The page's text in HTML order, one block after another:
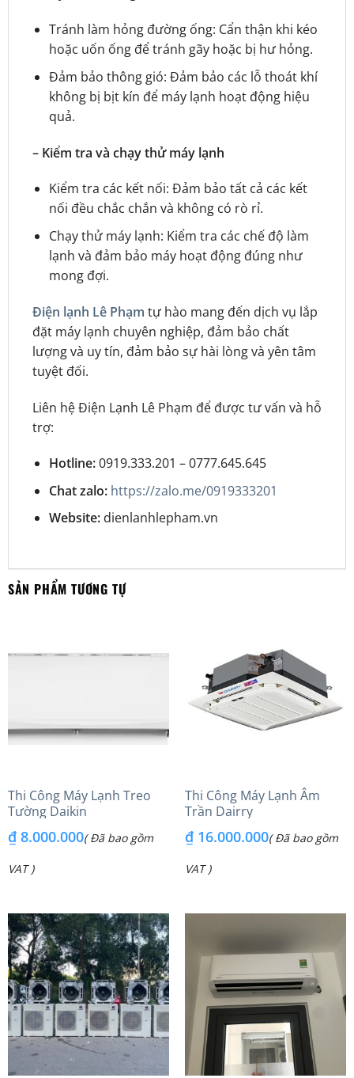
Tránh làm hỏng đường ống: Cẩn thận khi kéo
hoặc uốn ống để tránh gãy hoặc bị hư hỏng.
Đảm bảo thông gió: Đảm bảo các lỗ thoát khí
không bị bịt kín để máy lạnh hoạt động hiệu
quả.
– Kiểm tra và chạy thử máy lạnh
Kiểm tra các kết nối: Đảm bảo tất cả các kết
nối đều chắc chắn và không có rò rỉ.
Chạy thử máy lạnh: Kiểm tra các chế độ làm
lạnh và đảm bảo máy hoạt động đúng như
mong đợi.
Điện lạnh Lê Phạm tự hào mang đến dịch vụ lắp
đặt máy lạnh chuyên nghiệp, đảm bảo chất
lượng và uy tín, đảm bảo sự hài lòng và yên tâm
tuyệt đối.
Liên hệ Điện Lạnh Lê Phạm để được tư vấn và hỗ
trợ:
Hotline:0919.333.201 – 0777.645.645
Chat zalo: https://zalo.me/0919333201
Website:dienlanhlepham.vn
SẢN PHẨM TƯƠNG TỰ
Thi Công Máy Lạnh Treo
Tường Daikin
₫8.000.000( Đã bao gồm
VAT )
Thi Công Máy Lạnh Âm
Trần Dairry
₫16.000.000( Đã bao gồm
VAT )